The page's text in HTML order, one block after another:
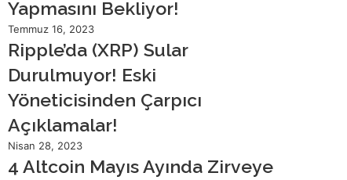
Yapmasını Bekliyor!
Temmuz 16, 2023
Ripple’da (XRP) Sular
Durulmuyor! Eski
Yöneticisinden Çarpıcı
Açıklamalar!
Nisan 28, 2023
4 Altcoin Mayıs Ayında Zirveye